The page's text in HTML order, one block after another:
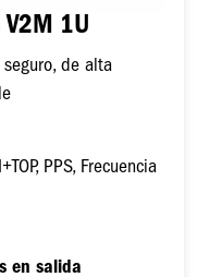
V2M 1U
de alta
PPS, Frecuencia
en salida